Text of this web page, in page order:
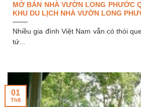
MỞ BÁN NHÀ VƯỜN LONG PHƯỚC
KHU DU LỊCH NHÀ VƯỜN LONG
Nhiều gia đình Việt Nam vẫn có thói
tứ...
01
Th8